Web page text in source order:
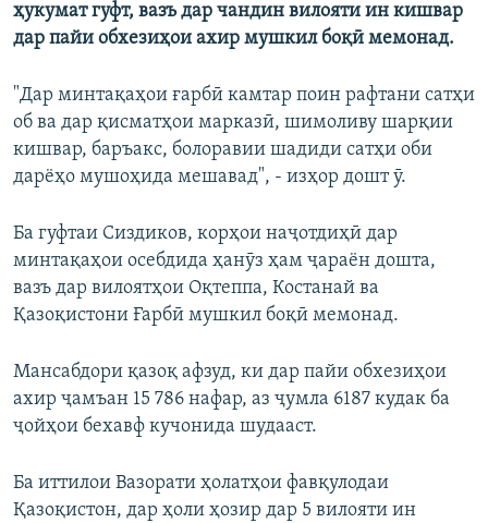
ҳукумат гуфт, вазъ дар чандин вилояти ин кишвар
дар пайи обхезиҳои ахир мушкил боқӣ мемонад.
"Дар минтақаҳои ғарбӣ камтар поин рафтани сатҳи
об ва дар қисматҳои марказӣ, шимоливу шарқии
кишвар, баръакс, болоравии шадиди сатҳи оби
дарёҳо мушоҳида мешавад", - изҳор дошт ӯ.
Ба гуфтаи Сиздиков, корҳои наҷотдиҳӣ дар
минтақаҳои осебдида ҳанӯз ҳам ҷараён дошта,
вазъ дар вилоятҳои Оқтеппа, Костанай ва
Қазоқистони Ғарбӣ мушкил боқӣ мемонад.
Мансабдори қазоқ афзуд, ки дар пайи обхезиҳои
ахир ҷамъан 15 786 нафар, аз ҷумла 6187 кудак ба
ҷойҳои бехавф кучонида шудааст.
Ба иттилои Вазорати ҳолатҳои фавқулодаи
Қазоқистон, дар ҳоли ҳозир дар 5 вилояти ин